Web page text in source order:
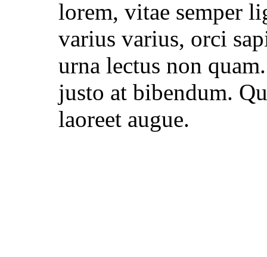
lorem, vitae semper
varius varius, orci
urna lectus non
justo at bibendum.
laoreet augue.